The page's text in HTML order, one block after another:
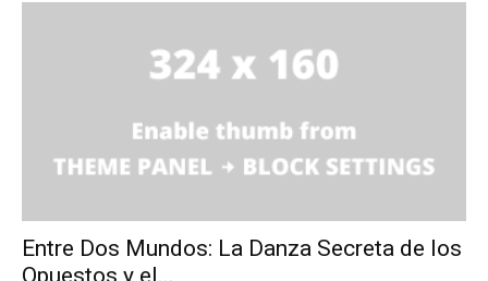
Entre Dos Mundos: La Danza Secreta de los